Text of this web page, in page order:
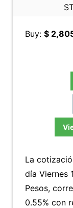
Buy: $
La
día Viernes
Pesos,
0.55% con